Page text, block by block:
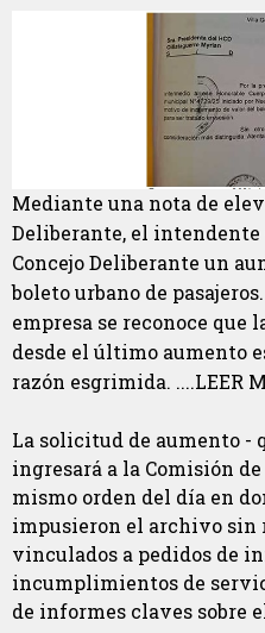
Mediante una nota de
Deliberante, el
Concejo Deliberante un
boleto urbano de
empresa se reconoce que
desde el último aumento
razón esgrimida. ....LEER
La solicitud de aumento -
ingresará a la Comisión
mismo orden del día en
impusieron el archivo sin
vinculados a pedidos de
incumplimientos de
de informes claves sobre